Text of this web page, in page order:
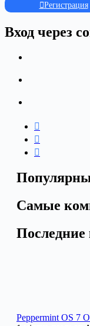
Регистрация
Вход через
Самые
Peppermint OS 7